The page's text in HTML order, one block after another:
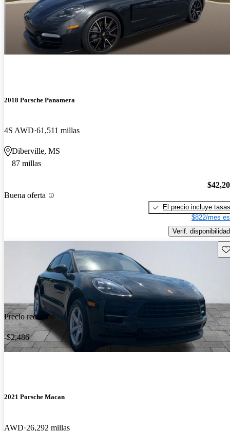
2018 Porsche Panamera
4S AWD 61,511 millas
Diberville, MS
87 millas
Buena oferta
El precio incluye tasas
$822/mes
Verif. disponibilidad
Precio reducido
-$2,486
2021 Porsche Macan
AWD 26,292 millas